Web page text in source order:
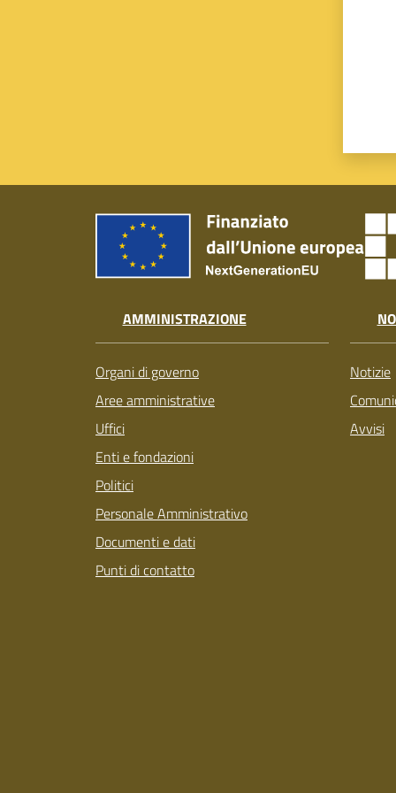
AMMINISTRAZIONE
Organi di governo
Aree amministrative
Uffici
Enti e fondazioni
Politici
Personale Amministrativo
Documenti e dati
Punti di contatto
Notizie
Avvisi